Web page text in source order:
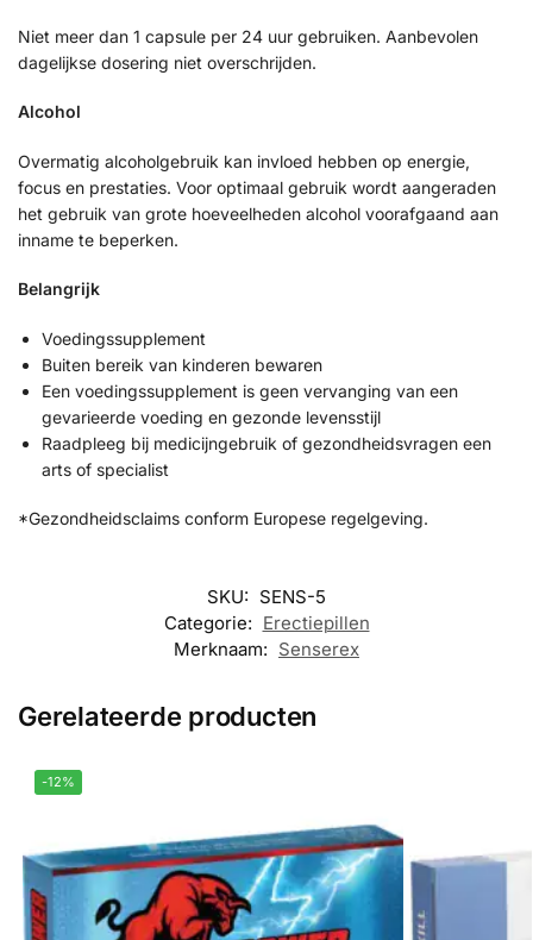
Niet meer dan 1 capsule per 24 uur gebruiken. Aanbevolen
dagelijkse dosering niet overschrijden.
Alcohol
Overmatig alcoholgebruik kan invloed hebben op energie,
focus en prestaties. Voor optimaal gebruik wordt aangeraden
het gebruik van grote hoeveelheden alcohol voorafgaand aan
inname te beperken.
Belangrijk
Voedingssupplement
Buiten bereik van kinderen bewaren
Een voedingssupplement is geen vervanging van een
gevarieerde voeding en gezonde levensstijl
Raadpleeg bij medicijngebruik of gezondheidsvragen een
arts of specialist
*Gezondheidsclaims conform Europese regelgeving.
SKU: SENS-5
Categorie: Erectiepillen
Merknaam: Senserex
Gerelateerde producten
-12%